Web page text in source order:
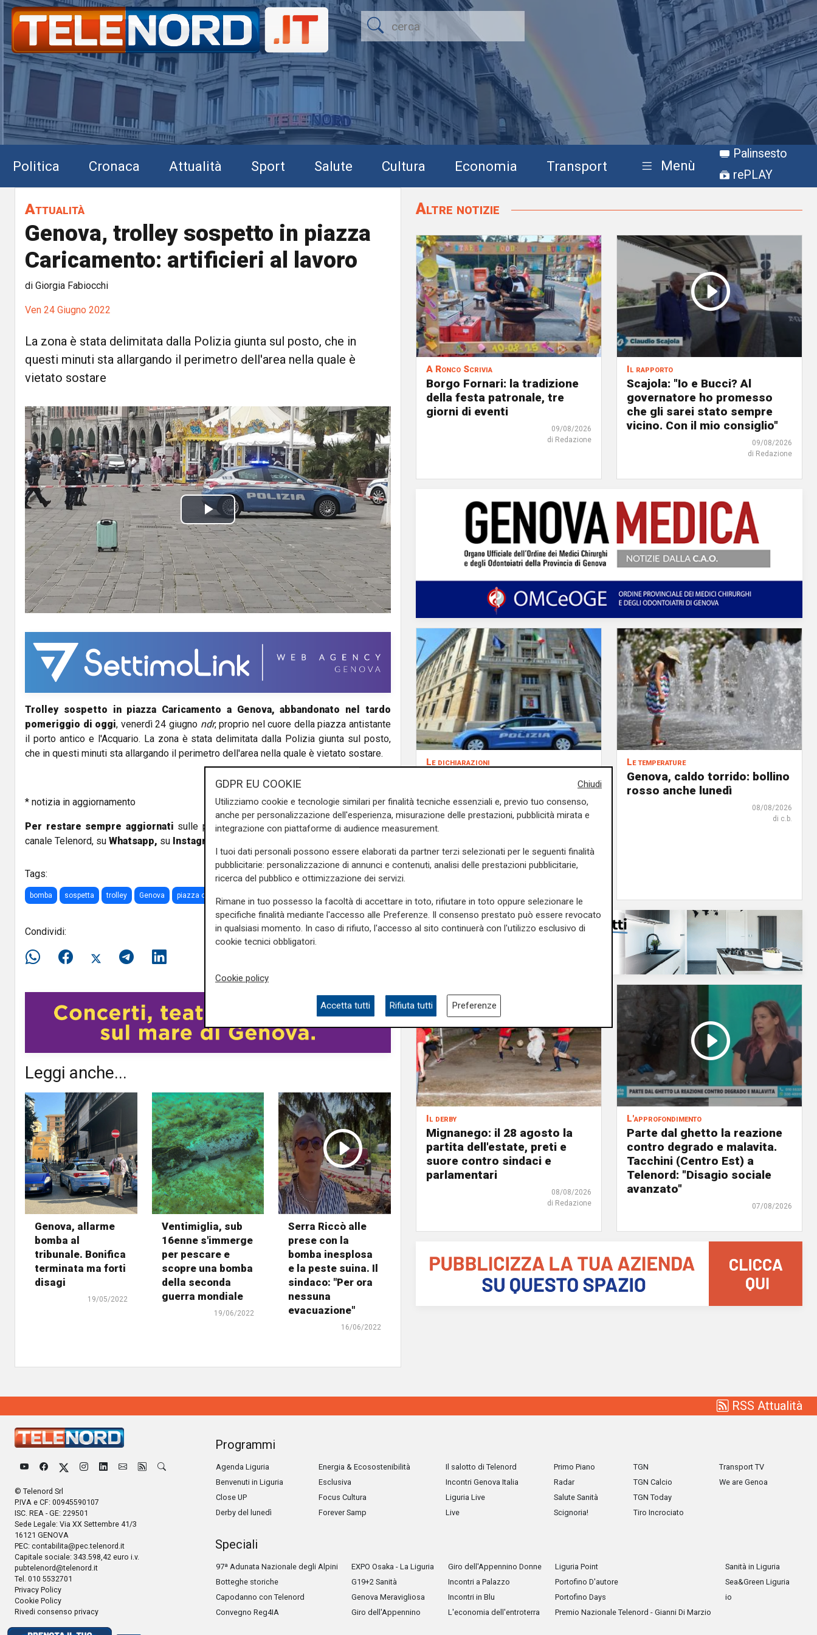
Politica Cronaca Attualità Sport Salute Cultura Economia Transport Menù
Palinsesto
rePLAY
Attualità
Genova, trolley sospetto in piazza
Caricamento: artificieri al lavoro
di Giorgia Fabiocchi
Ven 24 Giugno 2022
La zona è stata delimitata dalla Polizia giunta sul posto, che in
questi minuti sta allargando il perimetro dell'area nella quale è
vietato sostare
P
l
a
y
V
e
o
Trolley sospetto in piazza Caricamento a Genova, abbandonato nel tardo
pomeriggio di oggi, venerdì 24 giugno ndr, proprio nel cuore della piazza antistante
il porto antico e l'Acquario. La zona è stata delimitata dalla Polizia giunta sul posto,
che in questi minuti sta allargando il perimetro dell'area nella quale è vietato sostare.
* notizia in aggiornamento
Per restare sempre aggiornati sulle principali notizie sulla Liguria seguiteci sul
canale Telenord, su Whatsapp, su Instagram
Tags:
bomba sospetta trolley Genova piazza caricamento
Condividi:
Leggi anche...
Genova, allarme
bomba al
tribunale. Bonifica
terminata ma forti
disagi
19/05/2022
Ventimiglia, sub
16enne s'immerge
per pescare e
scopre una bomba
della seconda
guerra mondiale
19/06/2022
Serra Riccò alle
prese con la
bomba inesplosa
e la peste suina. Il
sindaco: "Per ora
nessuna
evacuazione"
16/06/2022
Altre notizie
A Ronco Scrivia
Borgo Fornari: la tradizione
della festa patronale, tre
giorni di eventi
09/08/2026
di Redazione
Il rapporto
Scajola: "Io e Bucci? Al
governatore ho promesso
che gli sarei stato sempre
vicino. Con il mio consiglio"
09/08/2026
di Redazione
Le dichiarazioni
Ministro Piantedosi e la
Sindaca Salis riporti il tema
nell’alveo corretto dei Patti
per la
08/08/2026
Le temperature
Genova, caldo torrido: bollino
rosso anche lunedì
08/08/2026
di c.b.
Il derby
Mignanego: il 28 agosto la
partita dell'estate, preti e
suore contro sindaci e
parlamentari
08/08/2026
di Redazione
L'approfondimento
Parte dal ghetto la reazione
contro degrado e malavita.
Tacchini (Centro Est) a
Telenord: "Disagio sociale
avanzato"
07/08/2026
RSS Attualità
© Telenord Srl
P.IVA e CF: 00945590107
ISC. REA - GE: 229501
Sede Legale: Via XX Settembre 41/3
16121 GENOVA
PEC: contabilita@pec.telenord.it
Capitale sociale: 343.598,42 euro i.v.
pubtelenord@telenord.it
Tel. 010 5532701
Privacy Policy
Cookie Policy
Rivedi consenso privacy
Programmi
Agenda Liguria
Benvenuti in Liguria
Close UP
Derby del lunedì
Energia & Ecosostenibilità
Esclusiva
Focus Cultura
Forever Samp
Il salotto di Telenord
Incontri Genova Italia
Liguria Live
Live
Primo Piano
Radar
Salute Sanità
Scignoria!
TGN
TGN Calcio
TGN Today
Tiro Incrociato
Transport TV
We are Genoa
Speciali
97ª Adunata Nazionale degli Alpini
Botteghe storiche
Capodanno con Telenord
Convegno Reg4IA
EXPO Osaka - La Liguria
G19+2 Sanità
Genova Meravigliosa
Giro dell'Appennino
Giro dell'Appennino Donne
Incontri a Palazzo
Incontri in Blu
L'economia dell'entroterra
Liguria Point
Portofino D'autore
Portofino Days
Premio Nazionale Telenord - Gianni Di Marzio
Sanità in Liguria
Sea&Green Liguria
io
Chiudi
GDPR EU COOKIE
Utilizziamo cookie e tecnologie similari per finalità tecniche essenziali e, previo tuo consenso,
anche per personalizzazione dell'esperienza, misurazione delle prestazioni, pubblicità mirata e
integrazione con piattaforme di audience measurement.
I tuoi dati personali possono essere elaborati da partner terzi selezionati per le seguenti finalità
pubblicitarie: personalizzazione di annunci e contenuti, analisi delle prestazioni pubblicitarie,
ricerca del pubblico e ottimizzazione dei servizi.
Rimane in tuo possesso la facoltà di accettare in toto, rifiutare in toto oppure selezionare le
specifiche finalità mediante l'accesso alle Preferenze. Il consenso prestato può essere revocato
in qualsiasi momento. In caso di rifiuto, l'accesso al sito continuerà con l'utilizzo esclusivo di
cookie tecnici obbligatori.
Cookie policy
Accetta tutti Rifiuta tutti Preferenze